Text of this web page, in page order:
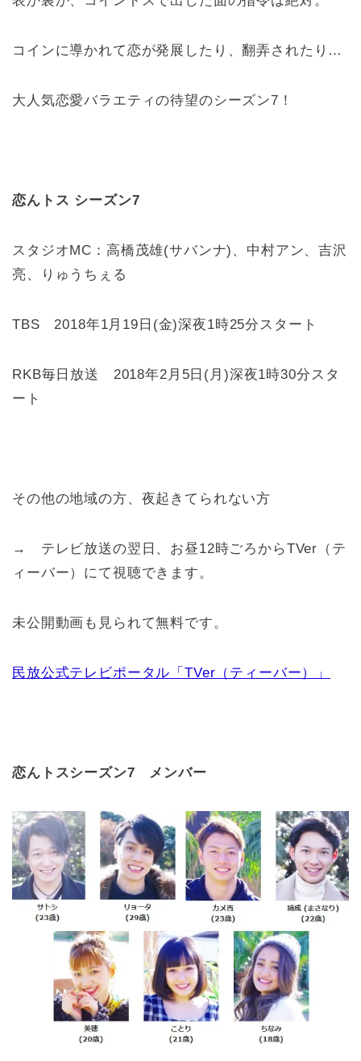
コインに導かれて恋が発展したり、翻弄されたり…
大人気恋愛バラエティの待望のシーズン7！
恋んトス シーズン7
スタジオMC：高橋茂雄(サバンナ)、中村アン、吉沢
亮、りゅうちぇる
TBS 2018年1月19日(金)深夜1時25分スタート
RKB毎日放送 2018年2月5日(月)深夜1時30分スタ
ート
その他の地域の方、夜起きてられない方
→ テレビ放送の翌日、お昼12時ごろからTVer（テ
ィーバー）にて視聴できます。
未公開動画も見られて無料です。
民放公式テレビポータル「TVer（ティーバー）」
恋んトスシーズン7 メンバー